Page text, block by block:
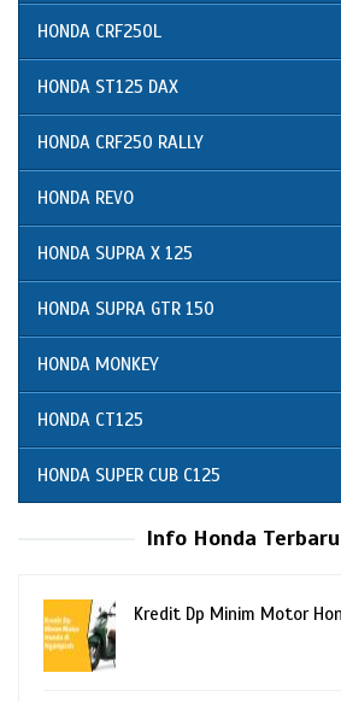
HONDA CRF250L
HONDA ST125 DAX
HONDA CRF250 RALLY
HONDA REVO
HONDA SUPRA X 125
HONDA SUPRA GTR 150
HONDA MONKEY
HONDA CT125
HONDA SUPER CUB C125
Info Honda
Kredit Dp Minim Motor